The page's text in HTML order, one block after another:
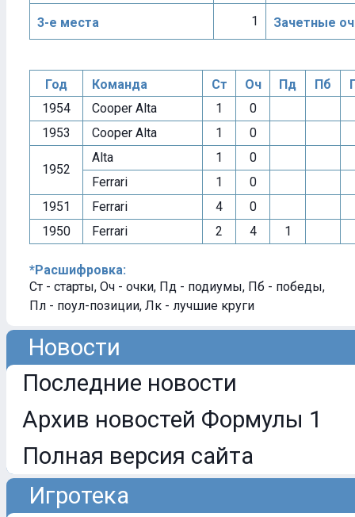
3-е места 1 Зачетные
Год Команда Ст Оч Пд Пб
1954
Cooper Alta 1
0
1953
Cooper Alta 1 0
1952
Alta 1
0
Ferrari
1
0
1951
Ferrari 4
0
1950
Ferrari 2 4 1
*Расшифровка:
Ст - старты, Оч - очки, Пд - подиумы, Пб - победы,
Пл - поул-позиции, Лк - лучшие круги
Новости
Последние новости
Архив новостей Формулы 1
Полная версия сайта
Игротека